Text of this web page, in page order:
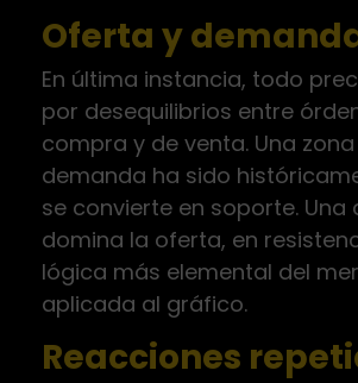
Oferta y
En última instancia, todo
por desequilibrios entre
compra y de venta. Una
demanda ha sido
se convierte en soporte. Una
domina la oferta, en
lógica más elemental del
aplicada al gráfico.
Reacciones